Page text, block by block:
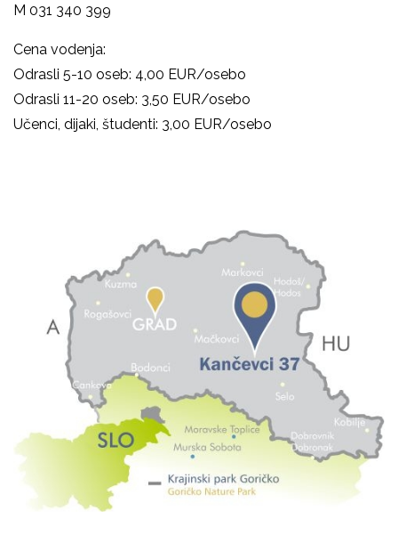
M 031 340 399
Cena vodenja:
Odrasli 5-10 oseb: 4,00 EUR/osebo
Odrasli 11-20 oseb: 3,50 EUR/osebo
Učenci, dijaki, študenti: 3,00 EUR/osebo